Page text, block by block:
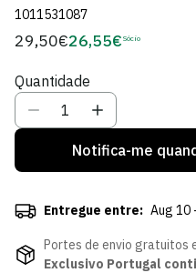
1011531087
Preço
29,50€Preço
Sócio
26,55€ Sócio
Quantidade
Notifica-me
Entregue entre: Aug 10
Portes de envio gratuitos
Exclusivo Portugal